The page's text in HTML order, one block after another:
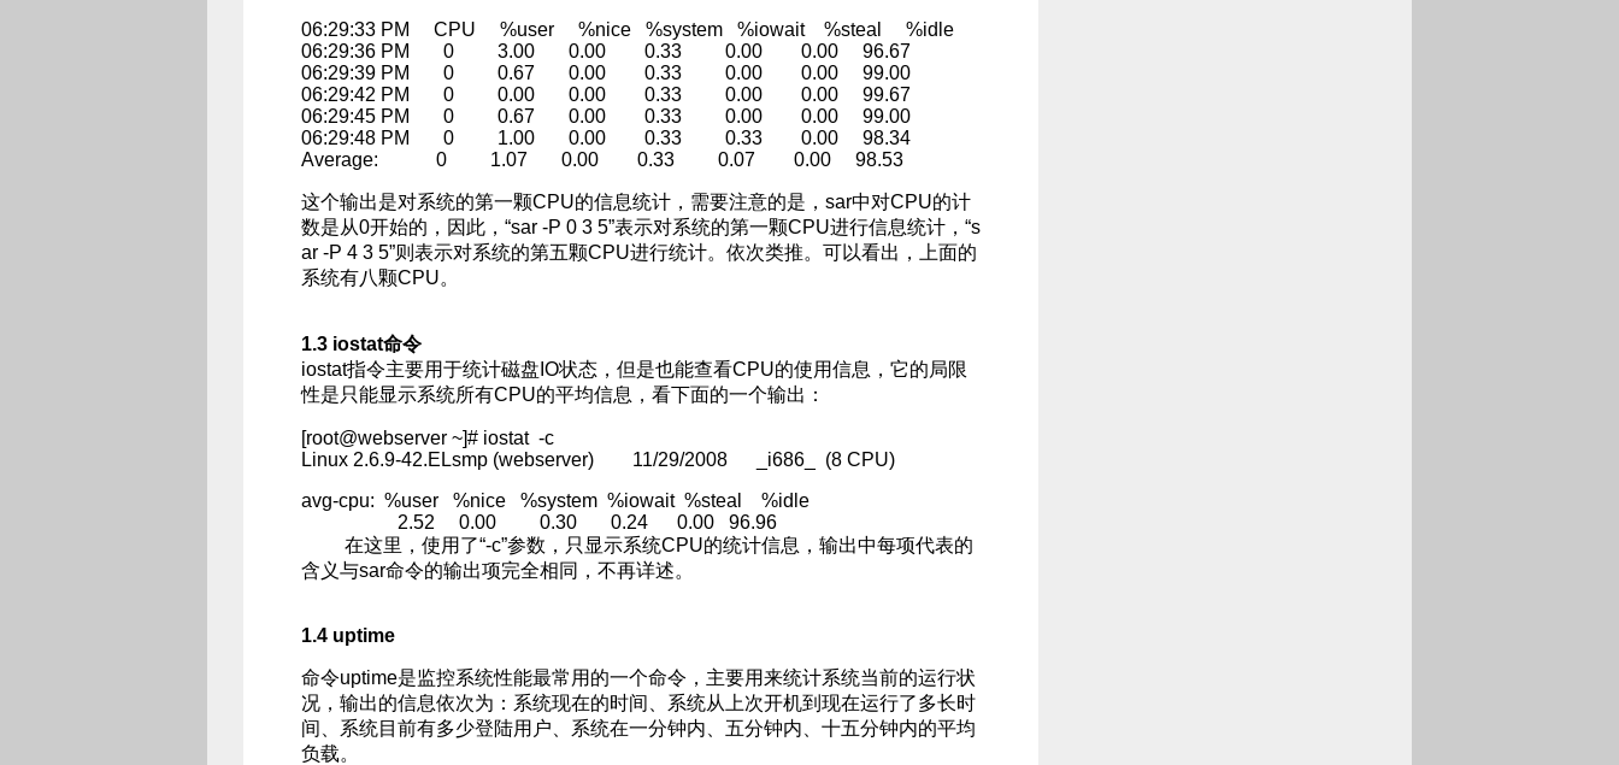
06:29:33 PM CPU %user %nice %system %iowait %steal %idle
06:29:36 PM 0 3.00 0.00 0.33 0.00 0.00 96.67
06:29:39 PM 0 0.67 0.00 0.33 0.00 0.00 99.00
06:29:42 PM 0 0.00 0.00 0.33 0.00 0.00 99.67
06:29:45 PM 0 0.67 0.00 0.33 0.00 0.00 99.00
06:29:48 PM 0 1.00 0.00 0.33 0.33 0.00 98.34
Average: 0 1.07 0.00 0.33 0.07 0.00 98.53
这个输出是对系统的第一颗CPU的信息统计，需要注意的是，sar中对CPU的计
数是从0开始的，因此，“sar -P 0 3 5”表示对系统的第一颗CPU进行信息统计，“s
ar -P 4 3 5”则表示对系统的第五颗CPU进行统计。依次类推。可以看出，上面的
系统有八颗CPU。
1.3 iostat命令
iostat指令主要用于统计磁盘IO状态，但是也能查看CPU的使用信息，它的局限
性是只能显示系统所有CPU的平均信息，看下面的一个输出：
[root@webserver ~]# iostat -c
Linux 2.6.9-42.ELsmp (webserver) 11/29/2008 _i686_ (8 CPU)
avg-cpu: %user %nice %system %iowait %steal %idle
2.52 0.00 0.30 0.24 0.00 96.96
在这里，使用了“-c”参数，只显示系统CPU的统计信息，输出中每项代表的
含义与sar命令的输出项完全相同，不再详述。
1.4 uptime
命令uptime是监控系统性能最常用的一个命令，主要用来统计系统当前的运行状
况，输出的信息依次为：系统现在的时间、系统从上次开机到现在运行了多长时
间、系统目前有多少登陆用户、系统在一分钟内、五分钟内、十五分钟内的平均
负载。